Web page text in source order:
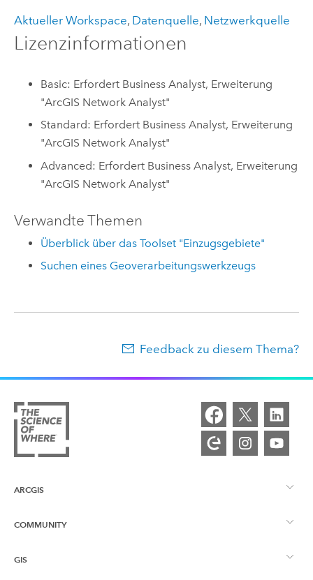
Aktueller Workspace, Datenquelle, Netzwerkquelle
Lizenzinformationen
Basic: Erfordert Business Analyst, Erweiterung
"ArcGIS Network Analyst"
Standard: Erfordert Business Analyst, Erweiterung
"ArcGIS Network Analyst"
Advanced: Erfordert Business Analyst, Erweiterung
"ArcGIS Network Analyst"
Verwandte Themen
Überblick über das Toolset "Einzugsgebiete"
Suchen eines Geoverarbeitungswerkzeugs
Feedback zu diesem Thema?
ARCGIS
ArcGIS – Überblick
Kartenerstellung
COMMUNITY
Esri Community
GIS